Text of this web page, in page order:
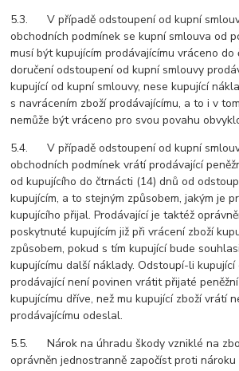
5.3. V případě odstoupení od kupní
obchodních podmínek se kupní smlouva od
musí být kupujícím prodávajícímu vráceno
doručení odstoupení od kupní smlouvy
kupující od kupní smlouvy, nese kupující
s navrácením zboží prodávajícímu, a to i v
nemůže být vráceno pro svou povahu
5.4. V případě odstoupení od kupní
obchodních podmínek vrátí prodávající
od kupujícího do čtrnácti (14) dnů od
kupujícím, a to stejným způsobem, jakým je
kupujícího přijal. Prodávající je taktéž
poskytnuté kupujícím již při vrácení zboží
způsobem, pokud s tím kupující bude
kupujícímu další náklady. Odstoupí-li kupující
prodávající není povinen vrátit přijaté
kupujícímu dříve, než mu kupující zboží vrátí
prodávajícímu odeslal.
5.5. Nárok na úhradu škody vzniklé na
oprávněn jednostranně započíst proti